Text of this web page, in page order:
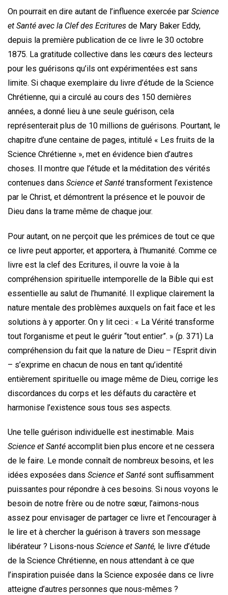
On pourrait en dire autant de l’influence exercée par Science
et Santé avec la Clef des Ecritures de Mary Baker Eddy,
depuis la première publication de ce livre le 30 octobre
1875. La gratitude collective dans les cœurs des lecteurs
pour les guérisons qu’ils ont expérimentées est sans
limite. Si chaque exemplaire du livre d’étude de la Science
Chrétienne, qui a circulé au cours des 150 dernières
années, a donné lieu à une seule guérison, cela
représenterait plus de 10 millions de guérisons. Pourtant, le
chapitre d’une centaine de pages, intitulé « Les fruits de la
Science Chrétienne », met en évidence bien d’autres
choses. Il montre que l’étude et la méditation des vérités
contenues dans Science et Santé transforment l’existence
par le Christ, et démontrent la présence et le pouvoir de
Dieu dans la trame même de chaque jour.
Pour autant, on ne perçoit que les prémices de tout ce que
ce livre peut apporter, et apportera, à l’humanité. Comme ce
livre est la clef des Ecritures, il ouvre la voie à la
compréhension spirituelle intemporelle de la Bible qui est
essentielle au salut de l’humanité. Il explique clairement la
nature mentale des problèmes auxquels on fait face et les
solutions à y apporter. On y lit ceci : « La Vérité transforme
tout l’organisme et peut le guérir “tout entier”. » (p. 371) La
compréhension du fait que la nature de Dieu – l’Esprit divin
– s’exprime en chacun de nous en tant qu’identité
entièrement spirituelle ou image même de Dieu, corrige les
discordances du corps et les défauts du caractère et
harmonise l’existence sous tous ses aspects.
Une telle guérison individuelle est inestimable. Mais
Science et Santé accomplit bien plus encore et ne cessera
de le faire. Le monde connaît de nombreux besoins, et les
idées exposées dans Science et Santé sont suffisamment
puissantes pour répondre à ces besoins. Si nous voyons le
besoin de notre frère ou de notre sœur, l’aimons-nous
assez pour envisager de partager ce livre et l’encourager à
le lire et à chercher la guérison à travers son message
libérateur ? Lisons-nous Science et Santé, le livre d’étude
de la Science Chrétienne, en nous attendant à ce que
l’inspiration puisée dans la Science exposée dans ce livre
atteigne d’autres personnes que nous-mêmes ?